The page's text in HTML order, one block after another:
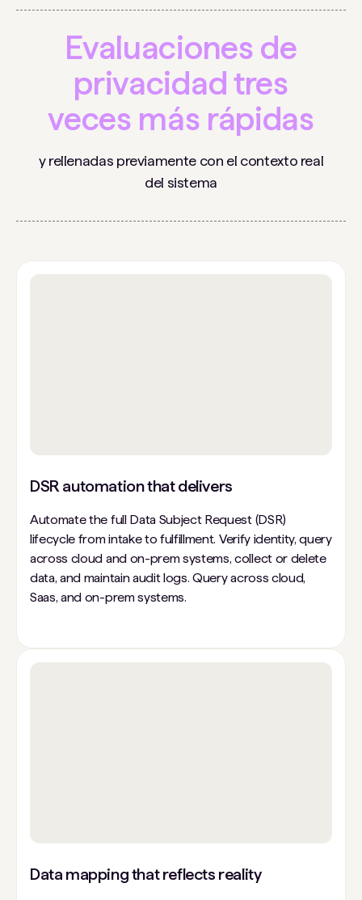
Evaluaciones de
privacidad tres
veces más rápidas
y rellenadas previamente con el contexto real
del sistema
DSR automation that delivers
Automate the full Data Subject Request (DSR)
lifecycle from intake to fulfillment. Verify identity, query
across cloud and on-prem systems, collect or delete
data, and maintain audit logs. Query across cloud,
Saas, and on-prem systems.
Data mapping that reflects reality